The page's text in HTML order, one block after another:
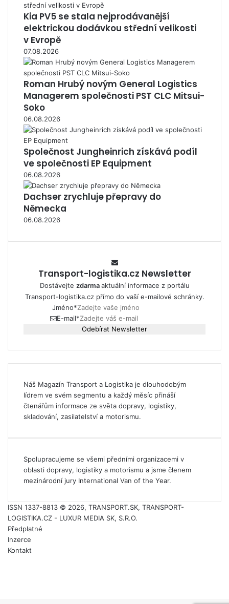
Kia PV5 se stala nejprodávanější
elektrickou dodávkou střední velikosti
v Evropě
07.08.2026
Roman Hrubý novým General Logistics
Managerem společnosti PST CLC Mitsui-
Soko
06.08.2026
Společnost Jungheinrich získává podíl
ve společnosti EP Equipment
06.08.2026
Dachser zrychluje přepravy do
Německa
06.08.2026
Transport-logistika.cz Newsletter
Dostávejte zdarmaaktuální informace z portálu
Transport-logistika.cz přímo do vaší e-mailové schránky.
Jméno*
E-mail*
Odebírat Newsletter
Náš Magazín Transport a Logistika je dlouhodobým
lídrem ve svém segmentu a každý měsíc přináší
čtenářům informace ze světa dopravy, logistiky,
skladování, zasilatelství a motorismu.
Spolupracujeme se všemi předními organizacemi v
oblasti dopravy, logistiky a motorismu a jsme členem
mezinárodní jury International Van of the Year.
ISSN 1337-8813 © 2026, TRANSPORT.SK, TRANSPORT-
LOGISTIKA.CZ - LUXUR MEDIA SK, S.R.O.
Předplatné
Inzerce
Kontakt